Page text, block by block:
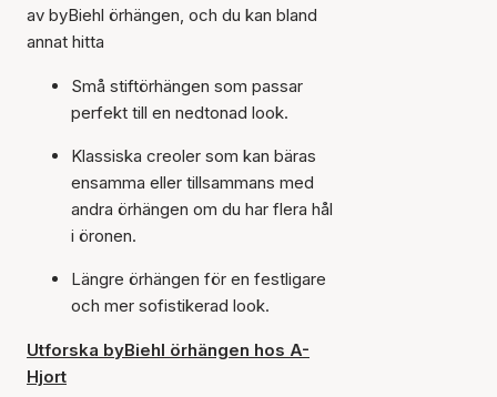
av byBiehl örhängen, och du kan bland
annat hitta
Små stiftörhängen som passar
perfekt till en nedtonad look.
Klassiska creoler som kan bäras
ensamma eller tillsammans med
andra örhängen om du har flera hål
i öronen.
Längre örhängen för en festligare
och mer sofistikerad look.
Utforska byBiehl örhängen hos A-
Hjort